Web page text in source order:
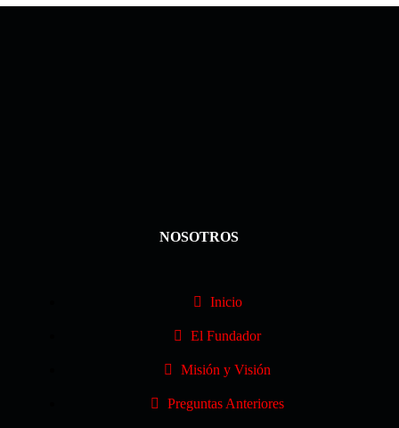
NOSOTROS
Inicio
El Fundador
Misión y Visión
Preguntas Anteriores